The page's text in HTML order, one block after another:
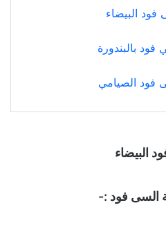
البيضاء
بالبندورة
فود الصيامي
البيضاء
السى فود :-